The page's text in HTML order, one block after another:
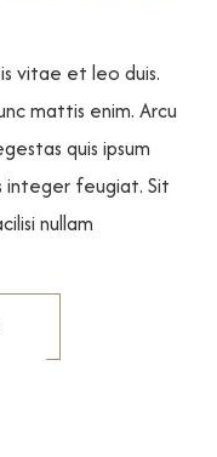
vitae et leo duis.
mattis enim. Arcu
quis ipsum
integer feugiat. Sit
nullam